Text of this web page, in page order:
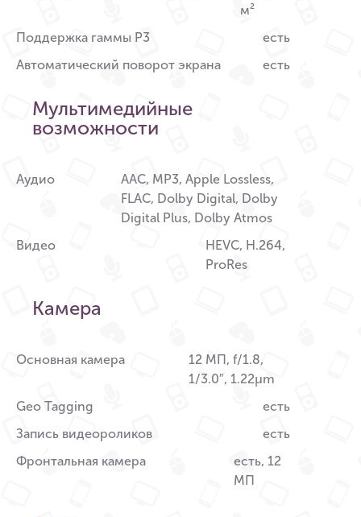
м²
Поддержка гаммы P3
есть
Автоматический поворот экрана
есть
Мультимедийные
возможности
Аудио
AAC, MP3, Apple Lossless,
FLAC, Dolby Digital, Dolby
Digital Plus, Dolby Atmos
Видео
HEVC, H.264,
ProRes
Камера
Основная камера
12 МП, f/1.8,
1/3.0″, 1.22µm
Geo Tagging
есть
Запись видеороликов
есть
Фронтальная камера
есть, 12
МП